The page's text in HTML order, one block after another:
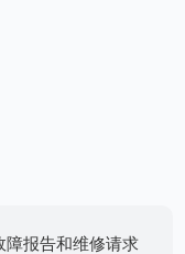
障报告和维修请求